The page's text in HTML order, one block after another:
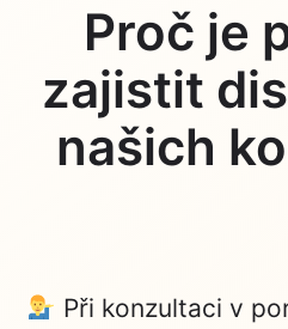
Proč je
zajistit
našich
Při konzultaci v